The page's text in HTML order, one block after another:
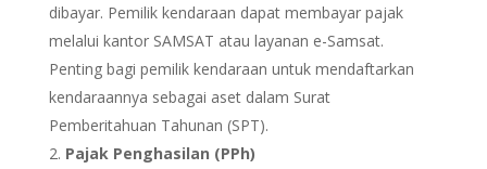
dibayar. Pemilik kendaraan dapat membayar pajak
melalui kantor SAMSAT atau layanan e-Samsat.
Penting bagi pemilik kendaraan untuk mendaftarkan
kendaraannya sebagai aset dalam Surat
Pemberitahuan Tahunan (SPT).
Pajak Penghasilan (PPh)